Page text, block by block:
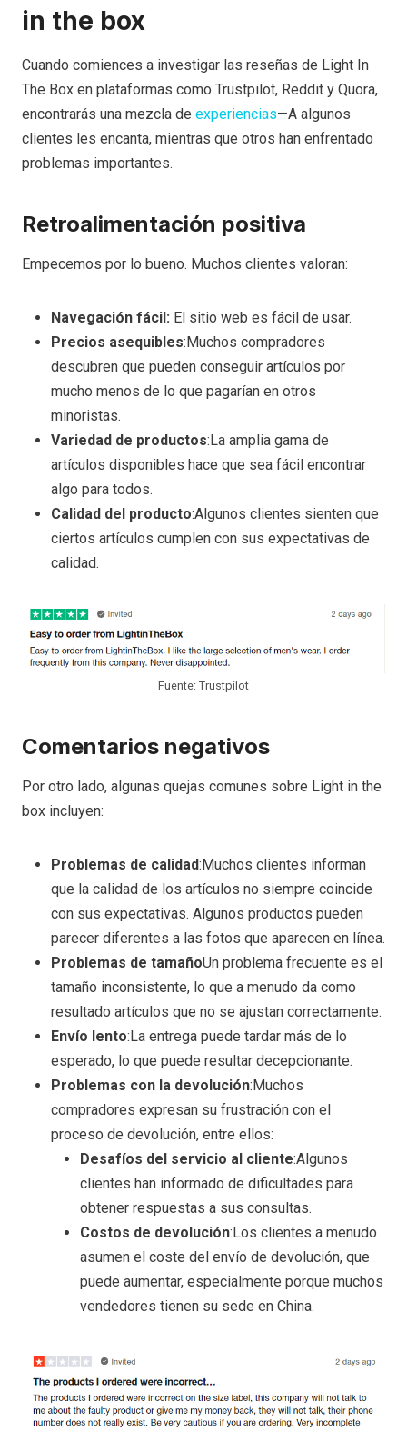
in the box
Cuando comiences a investigar las reseñas de Light In
The Box en plataformas como Trustpilot, Reddit y Quora,
encontrarás una mezcla de experiencias—A algunos
clientes les encanta, mientras que otros han enfrentado
problemas importantes.
Retroalimentación positiva
Empecemos por lo bueno. Muchos clientes valoran:
Navegación fácil: El sitio web es fácil de usar.
Precios asequibles:Muchos compradores
descubren que pueden conseguir artículos por
mucho menos de lo que pagarían en otros
minoristas.
Variedad de productos:La amplia gama de
artículos disponibles hace que sea fácil encontrar
algo para todos.
Calidad del producto:Algunos clientes sienten que
ciertos artículos cumplen con sus expectativas de
calidad.
Fuente: Trustpilot
Comentarios negativos
Por otro lado, algunas quejas comunes sobre Light in the
box incluyen:
Problemas de calidad:Muchos clientes informan
que la calidad de los artículos no siempre coincide
con sus expectativas. Algunos productos pueden
parecer diferentes a las fotos que aparecen en línea.
Problemas de tamañoUn problema frecuente es el
tamaño inconsistente, lo que a menudo da como
resultado artículos que no se ajustan correctamente.
Envío lento:La entrega puede tardar más de lo
esperado, lo que puede resultar decepcionante.
Problemas con la devolución:Muchos
compradores expresan su frustración con el
proceso de devolución, entre ellos:
Desafíos del servicio al cliente:Algunos
clientes han informado de dificultades para
obtener respuestas a sus consultas.
Costos de devolución:Los clientes a menudo
asumen el coste del envío de devolución, que
puede aumentar, especialmente porque muchos
vendedores tienen su sede en China.